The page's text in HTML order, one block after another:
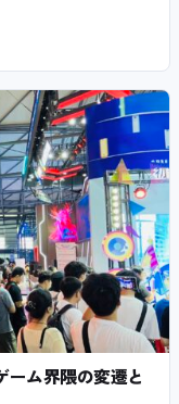
ーム界隈の変遷と